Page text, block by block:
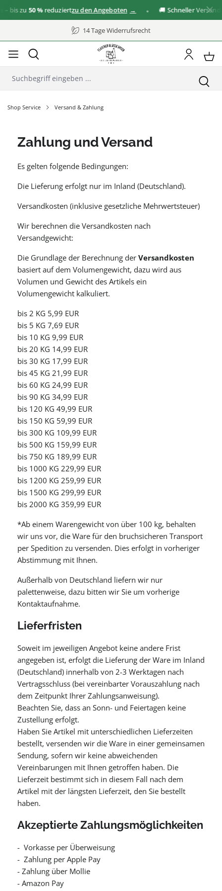
zu50 %reduziertzu den Angeboten 🚚 Schneller Versand
14 Tage Widerrufsrecht
Shop Service Versand & Zahlung
Zahlung und Versand
Es gelten folgende Bedingungen:
Die Lieferung erfolgt nur im Inland (Deutschland).
Versandkosten (inklusive gesetzliche Mehrwertsteuer)
Wir berechnen die Versandkosten nach
Versandgewicht:
Die Grundlage der Berechnung der Versandkosten
basiert auf dem Volumengewicht, dazu wird aus
Volumen und Gewicht des Artikels ein
Volumengewicht kalkuliert.
bis 2 KG 5,99 EUR
bis 5 KG 7,69 EUR
bis 10 KG 9,99 EUR
bis 20 KG 14,99 EUR
bis 30 KG 17,99 EUR
bis 45 KG 21,99 EUR
bis 60 KG 24,99 EUR
bis 90 KG 34,99 EUR
bis 120 KG 49,99 EUR
bis 150 KG 59,99 EUR
bis 300 KG 109,99 EUR
bis 500 KG 159,99 EUR
bis 750 KG 189,99 EUR
bis 1000 KG 229,99 EUR
bis 1200 KG 259,99 EUR
bis 1500 KG 299,99 EUR
bis 2000 KG 359,99 EUR
*Ab einem Warengewicht von über 100 kg, behalten
wir uns vor, die Ware für den bruchsicheren Transport
per Spedition zu versenden. Dies erfolgt in vorheriger
Abstimmung mit Ihnen.
Außerhalb von Deutschland liefern wir nur
palettenweise, dazu bitten wir Sie um vorherige
Kontaktaufnahme.
Lieferfristen
Soweit im jeweiligen Angebot keine andere Frist
angegeben ist, erfolgt die Lieferung der Ware im Inland
(Deutschland) innerhalb von 2-3 Werktagen nach
Vertragsschluss (bei vereinbarter Vorauszahlung nach
dem Zeitpunkt Ihrer Zahlungsanweisung).
Beachten Sie, dass an Sonn- und Feiertagen keine
Zustellung erfolgt.
Haben Sie Artikel mit unterschiedlichen Lieferzeiten
bestellt, versenden wir die Ware in einer gemeinsamen
Sendung, sofern wir keine abweichenden
Vereinbarungen mit Ihnen getroffen haben. Die
Lieferzeit bestimmt sich in diesem Fall nach dem
Artikel mit der längsten Lieferzeit, den Sie bestellt
haben.
Akzeptierte Zahlungsmöglichkeiten
- Vorkasse per Überweisung
- Zahlung per Apple Pay
- Zahlung über Mollie
- Amazon Pay